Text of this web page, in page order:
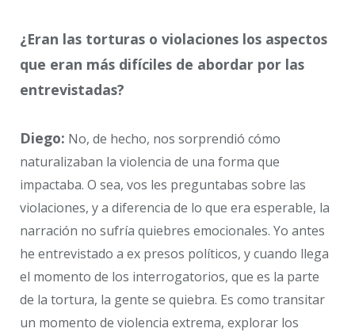
¿Eran las torturas o violaciones los aspectos
que eran más difíciles de abordar por las
entrevistadas?
Diego: No, de hecho, nos sorprendió cómo
naturalizaban la violencia de una forma que
impactaba. O sea, vos les preguntabas sobre las
violaciones, y a diferencia de lo que era esperable, la
narración no sufría quiebres emocionales. Yo antes
he entrevistado a ex presos políticos, y cuando llega
el momento de los interrogatorios, que es la parte
de la tortura, la gente se quiebra. Es como transitar
un momento de violencia extrema, explorar los